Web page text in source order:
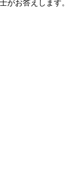
がお答えします。